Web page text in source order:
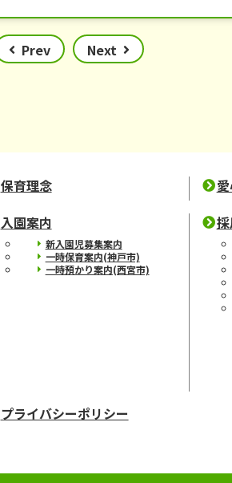
Prev Next
保育理念
入園案内
新入園児募集案内
一時保育案内(神戸市)
一時預かり案内(西宮市)
プライバシーポリシー